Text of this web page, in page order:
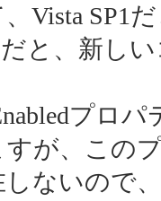
Vista SP1
だと、新し
プロ
が、この
しないので